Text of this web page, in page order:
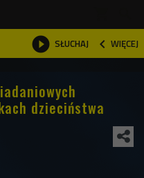
 SŁUCHAJ  WIĘCEJ

dzieciństwa